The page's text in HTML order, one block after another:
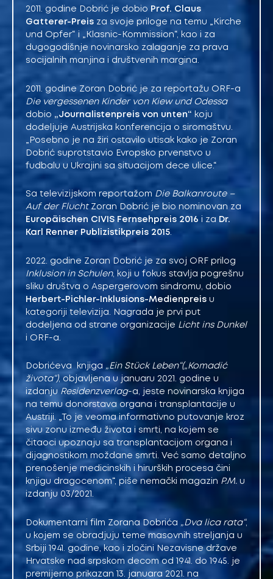
2011. godine Dobrić je dobio Prof. Claus
Gatterer-Preis za svoje priloge na temu „Kirche
und Opfer“ i „Klasnic-Kommission“, kao i za
dugogodišnje novinarsko zalaganje za prava
socijalnih manjina i društvenih margina.
2011. godine Zoran Dobrić je za reportažu ORF-a
Die vergessenen Kinder von Kiew und Odessa
dobio „Journalistenpreis von unten“ koju
dodeljuje Austrijska konferencija o siromaštvu.
„Posebno je na žiri ostavilo utisak kako je Zoran
Dobrić suprotstavio Evropsko prvenstvo u
fudbalu u Ukrajini sa situacijom dece ulice.“
Sa televizijskom reportažom Die Balkanroute –
Auf der FluchtZoran Dobrić je bio nominovan za
Europäischen CIVIS Fernsehpreis 2016 i za Dr.
Karl Renner Publizistikpreis 2015.
2022. godine Zoran Dobrić je za svoj ORF prilog
Inklusion in Schulen, koji u fokus stavlja pogrešnu
sliku društva o Aspergerovom sindromu, dobio
Herbert-Pichler-Inklusions-Medienpreis u
kategoriji televizija. Nagrada je prvi put
dodeljena od strane organizacije Licht ins Dunkel
i ORF-a.
Dobrićeva knjiga „Ein Stück Leben“(„Komadić
života“), objavljena u januaru 2021. godine u
izdanju Residenzverlag-a, jeste novinarska knjiga
na temu donorstava organa i transplantacije u
Austriji. „To je veoma informativno putovanje kroz
sivu zonu između života i smrti, na kojem se
čitaoci upoznaju sa transplantacijom organa i
dijagnostikom moždane smrti. Već samo detaljno
prenošenje medicinskih i hirurških procesa čini
knjigu dragocenom“, piše nemački magazin P.M. u
izdanju 03/2021.
Dokumentarni film Zorana Dobrića „Dva lica rata“,
u kojem se obradjuju teme masovnih streljanja u
Srbiji 1941. godine, kao i zločini Nezavisne države
Hrvatske nad srpskom decom od 1941. do 1945. je
premijerno prikazan 13. januara 2021. na